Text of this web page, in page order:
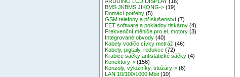
BMS JKBMS JIKONG-> (19)
Domácí potřeby (5)
GSM telefony a příslušenství (7)
EET software a pokladny tiskárny (4)
Frekvenční měniče pro el. motory (3)
Integrované obvody (40)
Kabely vodiče cívky metráž (46)
Kabely, pigtaily, redukce (72)
Krabice sáčky antistatické sáčky (4)
Konektory-> (156)
Konzoly, výložníky, stožáry-> (6)
LAN 10/100/1000 Mbit (10)